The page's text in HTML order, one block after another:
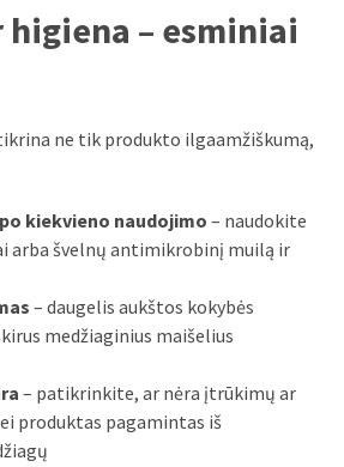
– esminiai
ne tik produkto ilgaamžiškumą,
kiekvieno naudojimo – naudokite
arba švelnų antimikrobinį muilą ir
– daugelis aukštos kokybės
medžiaginius maišelius
– patikrinkite, ar nėra įtrūkimų ar
produktas pagamintas iš